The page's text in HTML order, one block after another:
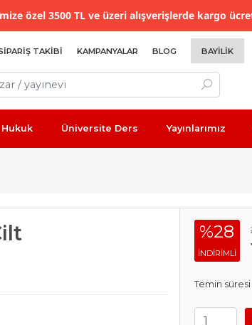
özel 3500 TL ve üzeri alışverişlerde kargo
TAKIBI KAMPANYALAR BLOG BAYILIK
Hukuk Üniversite Ders Yayınlarımız
%28
INDIRIMLI
Temin